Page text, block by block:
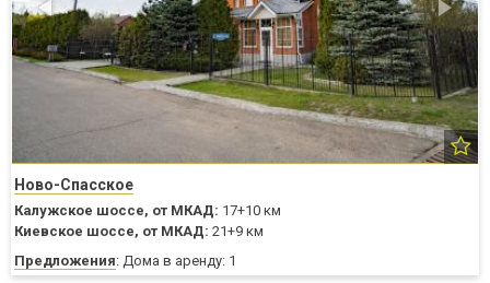
Ново-Спасское
Калужское шоссе, от МКАД: 17+10 км
Киевское шоссе, от МКАД: 21+9 км
Предложения: Дома в аренду: 1